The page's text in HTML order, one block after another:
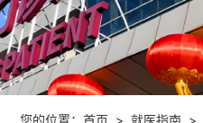
您的位置：首页 > 就医指南 >